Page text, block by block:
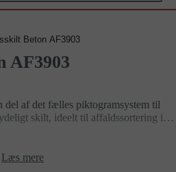
AF3903
skilt, ideelt til affaldssortering i
Læs mere